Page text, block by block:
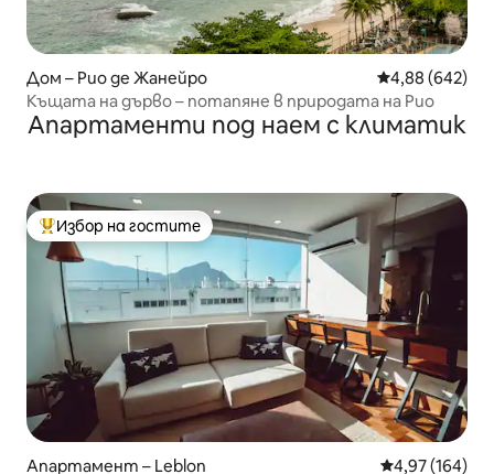
Дом – Рио де Жанейро Средна
4,88 (642)
Къщата на дърво – потапяне в природата на Рио
Апартаменти под наем с климатик
Най-популярен избор на гостите
Избор на гостите
Апартамент – Leblon Средна
4,97 (164)